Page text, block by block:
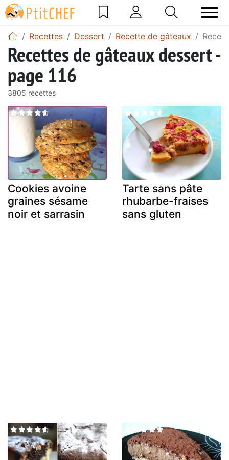
Recettes Dessert Recette de gâteaux
Recettes de gâteaux dessert -
page 116
3805 recettes
Cookies avoine
graines sésame
noir et sarrasin
Tarte sans pâte
rhubarbe-fraises
sans gluten